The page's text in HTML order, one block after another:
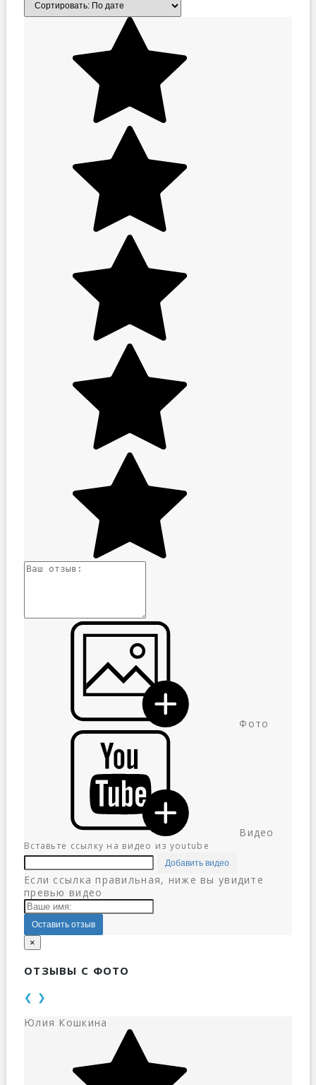
Фото
Видео
Вставьте ссылку на видео из youtube
Добавить видео
Если ссылка правильная, ниже вы увидите
превью видео
Оставить отзыв
×
ОТЗЫВЫ С ФОТО
❮ ❯
Юлия Кошкина